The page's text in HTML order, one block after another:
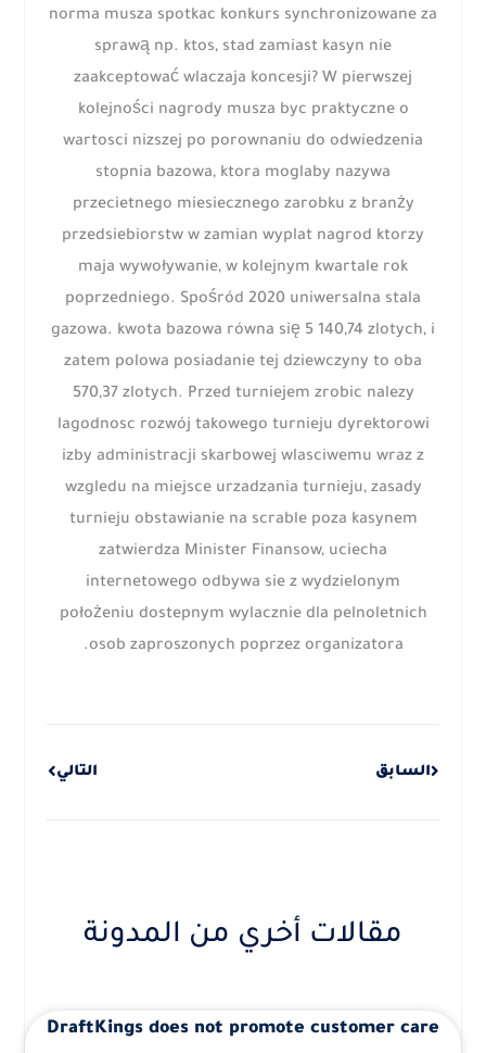
norma musza spotkac konkurs synchronizowane za
sprawą np. ktos, stad zamiast kasyn nie
zaakceptować wlaczaja koncesji? W pierwszej
kolejności nagrody musza byc praktyczne o
wartosci nizszej po porownaniu do odwiedzenia
stopnia bazowa, ktora moglaby nazywa
przecietnego miesiecznego zarobku z branży
przedsiebiorstw w zamian wyplat nagrod ktorzy
maja wywoływanie, w kolejnym kwartale rok
poprzedniego. Spośród 2020 uniwersalna stala
gazowa. kwota bazowa równa się 5 140,74 zlotych, i
zatem polowa posiadanie tej dziewczyny to oba
570,37 zlotych. Przed turniejem zrobic nalezy
lagodnosc rozwój takowego turnieju dyrektorowi
izby administracji skarbowej wlasciwemu wraz z
wzgledu na miejsce urzadzania turnieju, zasady
turnieju obstawianie na scrable poza kasynem
zatwierdza Minister Finansow, uciecha
internetowego odbywa sie z wydzielonym
położeniu dostepnym wylacznie dla pelnoletnich
osob zaproszonych poprzez organizatora.
السابق التالي
مقالات أخري من المدونة
DraftKings does not promote customer care